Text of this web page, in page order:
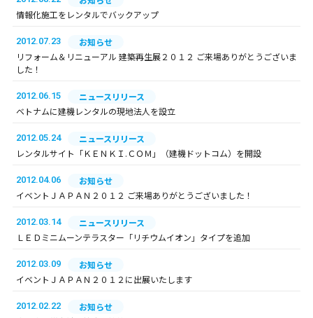
情報化施工をレンタルでバックアップ
2012.07.23
お知らせ
リフォーム＆リニューアル 建築再生展２０１２ ご来場ありがとうございま
した！
2012.06.15
ニュースリリース
ベトナムに建機レンタルの現地法人を設立
2012.05.24
ニュースリリース
レンタルサイト「ＫＥＮＫＩ.ＣＯＭ」（建機ドットコム）を開設
2012.04.06
お知らせ
イベントＪＡＰＡＮ２０１２ ご来場ありがとうございました！
2012.03.14
ニュースリリース
ＬＥＤミニムーンテラスター「リチウムイオン」タイプを追加
2012.03.09
お知らせ
イベントＪＡＰＡＮ２０１２に出展いたします
2012.02.22
お知らせ